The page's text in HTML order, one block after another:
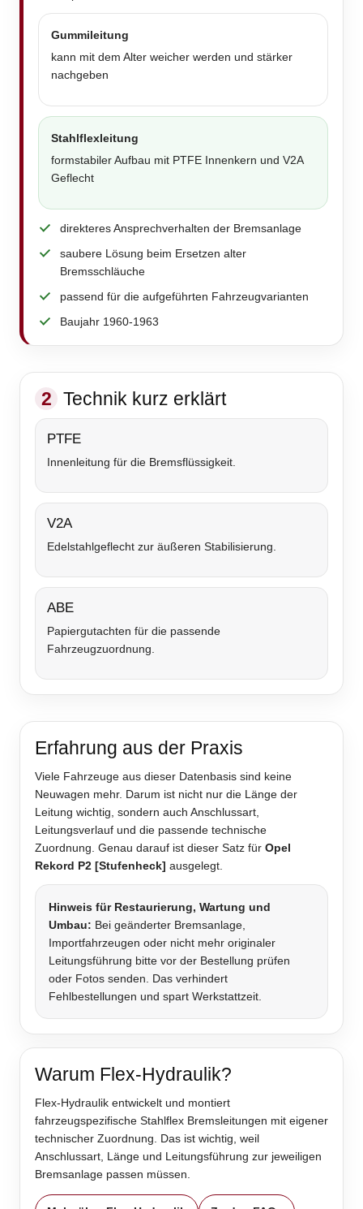
Gummileitung
kann mit dem Alter weicher werden und stärker
nachgeben
Stahlflexleitung
formstabiler Aufbau mit PTFE Innenkern und V2A
Geflecht
direkteres Ansprechverhalten der Bremsanlage
saubere Lösung beim Ersetzen alter
Bremsschläuche
passend für die aufgeführten Fahrzeugvarianten
Baujahr 1960-1963
2 Technik kurz erklärt
PTFE
Innenleitung für die Bremsflüssigkeit.
V2A
Edelstahlgeflecht zur äußeren Stabilisierung.
ABE
Papiergutachten für die passende
Fahrzeugzuordnung.
Erfahrung aus der Praxis
Viele Fahrzeuge aus dieser Datenbasis sind keine
Neuwagen mehr. Darum ist nicht nur die Länge der
Leitung wichtig, sondern auch Anschlussart,
Leitungsverlauf und die passende technische
Zuordnung. Genau darauf ist dieser Satz für Opel
Rekord P2 [Stufenheck] ausgelegt.
Hinweis für Restaurierung, Wartung und
Umbau: Bei geänderter Bremsanlage,
Importfahrzeugen oder nicht mehr originaler
Leitungsführung bitte vor der Bestellung prüfen
oder Fotos senden. Das verhindert
Fehlbestellungen und spart Werkstattzeit.
Warum Flex-Hydraulik?
Flex-Hydraulik entwickelt und montiert
fahrzeugspezifische Stahlflex Bremsleitungen mit eigener
technischer Zuordnung. Das ist wichtig, weil
Anschlussart, Länge und Leitungsführung zur jeweiligen
Bremsanlage passen müssen.